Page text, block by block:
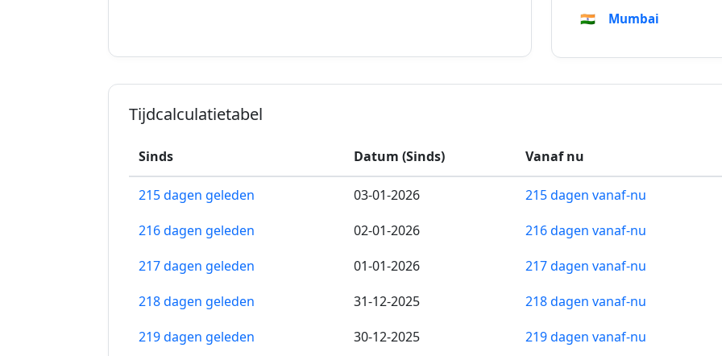
🇮🇳 Mumbai
Tijdcalculatietabel
Sinds Datum (Sinds) Vanaf nu
215 dagen geleden 03-01-2026
215 dagen vanaf-nu
216 dagen geleden
02-01-2026
216 dagen vanaf-nu
217 dagen geleden
01-01-2026
217 dagen vanaf-nu
218 dagen geleden
31-12-2025
218 dagen vanaf-nu
219 dagen geleden
30-12-2025
219 dagen vanaf-nu